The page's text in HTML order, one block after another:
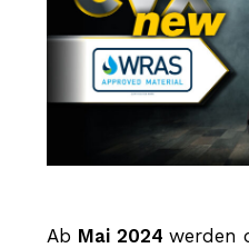
Ab Mai 2024 werden